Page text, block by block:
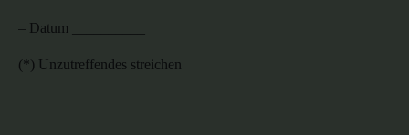
– Datum __________
(*) Unzutreffendes streichen